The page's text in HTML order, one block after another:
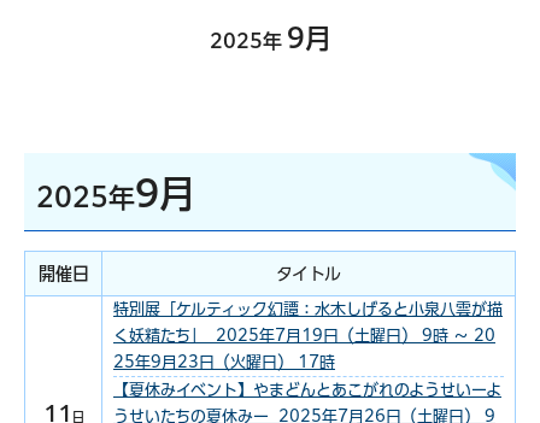
2025年 9月
2025年9月
開催日 タイトル
11
日
特別展「ケルティック幻譚：水木しげると小泉八雲が描
く妖精たち」 2025年7月19日（土曜日） 9時 ～ 20
25年9月23日（火曜日） 17時
【夏休みイベント】やまどんとあこがれのようせいーよ
うせいたちの夏休みー 2025年7月26日（土曜日） 9